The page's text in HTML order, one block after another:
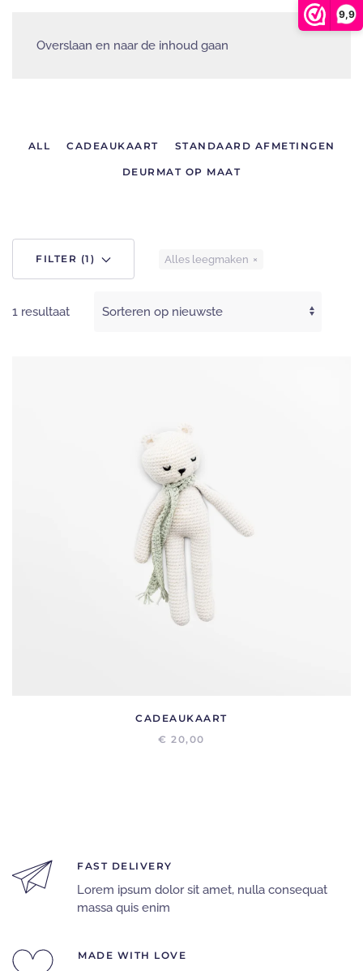
9,9
Overslaan en naar de inhoud gaan
ALL CADEAUKAART STANDAARD AFMETINGEN
DEURMAT OP MAAT
FILTER (1) Alles leegmaken
1 resultaat
CADEAUKAART
€ 20,00
FAST DELIVERY
Lorem ipsum dolor sit amet, nulla consequat
massa quis enim
MADE WITH LOVE